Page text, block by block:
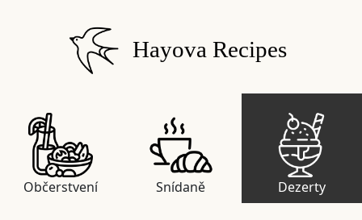
Hayova Recipes
Občerstvení Snídaně Dezerty